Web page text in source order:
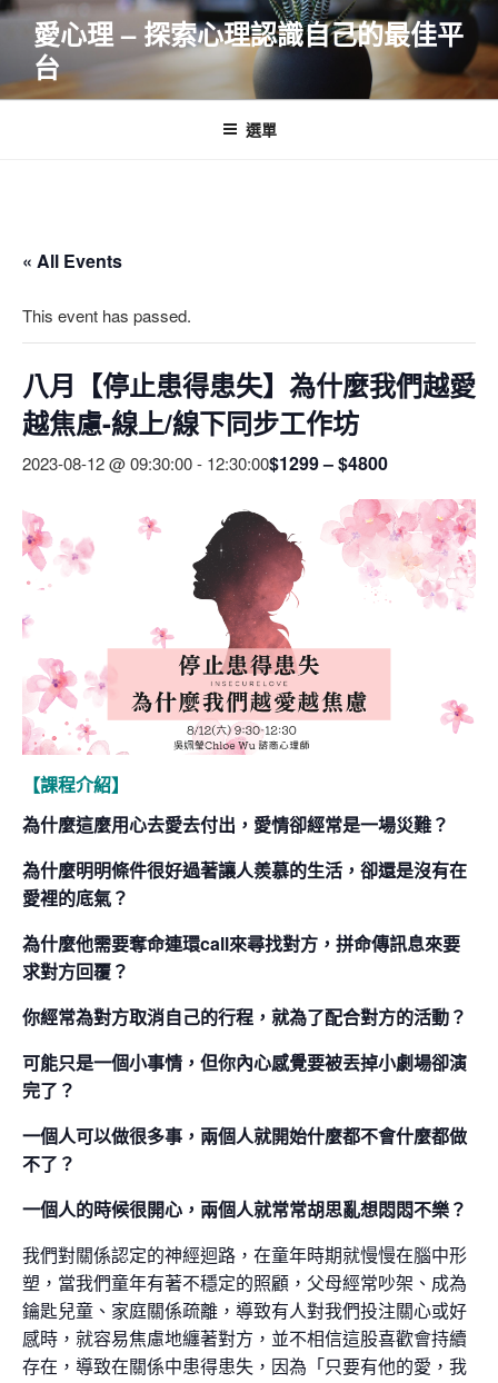
跳
要
愛心理 – 探索心理認識自己的最佳平
台
選單
« All Events
This event has passed.
八月【停止患得患失】為什麼我們越愛
越焦慮-線上/線下同步工作坊
2023-08-12 @ 09:30:00- 12:30:00$1299 – $4800
【課程介紹】
為什麼這麼用心去愛去付出，愛情卻經常是一場災難？
為什麼明明條件很好過著讓人羨慕的生活，卻還是沒有在
愛裡的底氣？
為什麼他需要奪命連環call來尋找對方，拼命傳訊息來要
求對方回覆？
你經常為對方取消自己的行程，就為了配合對方的活動？
可能只是一個小事情，但你內心感覺要被丟掉小劇場卻演
完了？
一個人可以做很多事，兩個人就開始什麼都不會什麼都做
不了？
一個人的時候很開心，兩個人就常常胡思亂想悶悶不樂？
我們對關係認定的神經迴路，在童年時期就慢慢在腦中形
塑，當我們童年有著不穩定的照顧，父母經常吵架、成為
鑰匙兒童、家庭關係疏離，導致有人對我們投注關心或好
感時，就容易焦慮地纏著對方，並不相信這股喜歡會持續
存在，導致在關係中患得患失，因為「只要有他的愛，我